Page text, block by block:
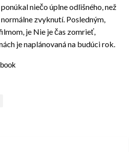
niečo úplne odlišného, ​​než
zvyknutí. Posledným,
je Nie je čas zomrieť,
je naplánovaná na budúci rok.